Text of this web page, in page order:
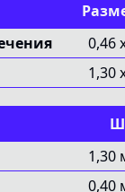
0,46
1,30
1,30
0,40